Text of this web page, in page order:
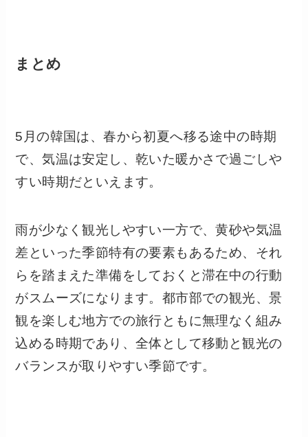
まとめ
5月の韓国は、春から初夏へ移る途中の時期
で、気温は安定し、乾いた暖かさで過ごしや
すい時期だといえます。
雨が少なく観光しやすい一方で、黄砂や気温
差といった季節特有の要素もあるため、それ
らを踏まえた準備をしておくと滞在中の行動
がスムーズになります。都市部での観光、景
観を楽しむ地方での旅行ともに無理なく組み
込める時期であり、全体として移動と観光の
バランスが取りやすい季節です。